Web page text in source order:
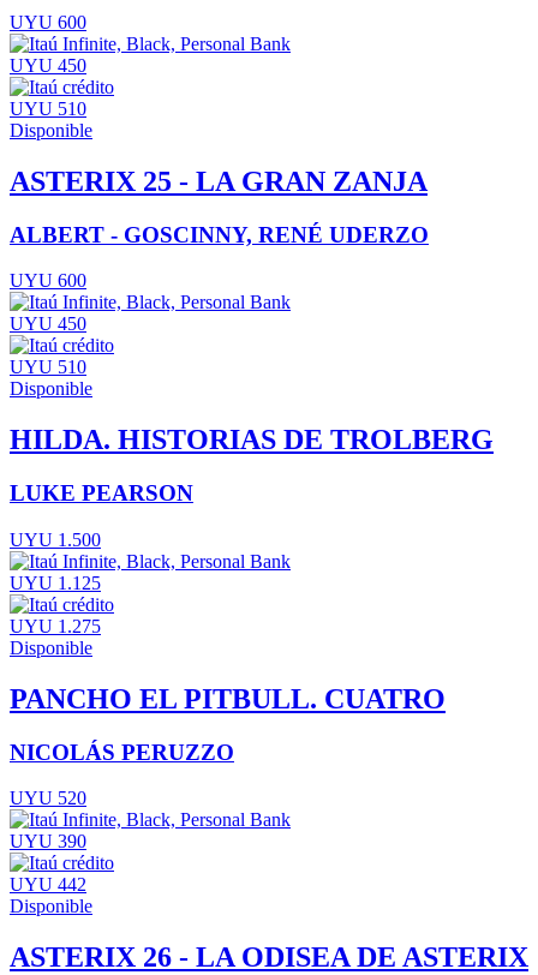
UYU 600
UYU 450
UYU 510
Disponible
ASTERIX 25 - LA GRAN ZANJA
ALBERT - GOSCINNY, RENÉ UDERZO
UYU 600
UYU 450
UYU 510
Disponible
HILDA. HISTORIAS DE TROLBERG
LUKE PEARSON
UYU 1.500
UYU 1.125
UYU 1.275
Disponible
PANCHO EL PITBULL. CUATRO
NICOLÁS PERUZZO
UYU 520
UYU 390
UYU 442
Disponible
ASTERIX 26 - LA ODISEA DE ASTERIX